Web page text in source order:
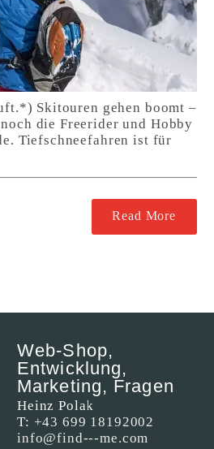
Skitouren gehen boomt –
die Freerider und Hobby
Tiefschneefahren ist für
Read More
Web-Shop,
Entwicklung,
Marketing, Fragen
Heinz Polak
T: +43 699 18192002
info@find---me.com